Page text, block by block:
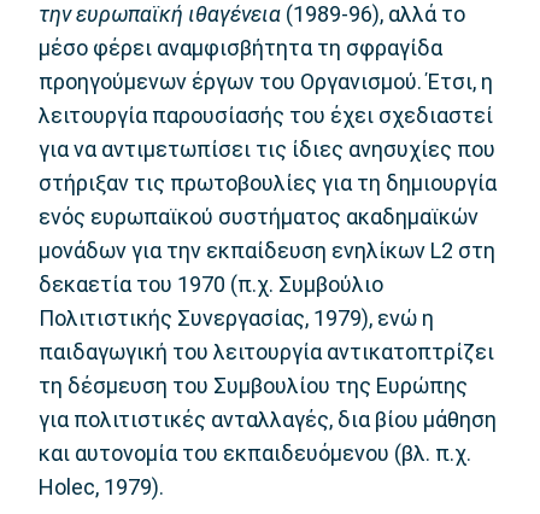
την ευρωπαϊκή ιθαγένεια (1989-96), αλλά το
μέσο φέρει αναμφισβήτητα τη σφραγίδα
προηγούμενων έργων του Οργανισμού. Έτσι, η
λειτουργία παρουσίασής του έχει σχεδιαστεί
για να αντιμετωπίσει τις ίδιες ανησυχίες που
στήριξαν τις πρωτοβουλίες για τη δημιουργία
ενός ευρωπαϊκού συστήματος ακαδημαϊκών
μονάδων για την εκπαίδευση ενηλίκων L2 στη
δεκαετία του 1970 (π.χ. Συμβούλιο
Πολιτιστικής Συνεργασίας, 1979), ενώ η
παιδαγωγική του λειτουργία αντικατοπτρίζει
τη δέσμευση του Συμβουλίου της Ευρώπης
για πολιτιστικές ανταλλαγές, δια βίου μάθηση
και αυτονομία του εκπαιδευόμενου (βλ. π.χ.
Holec, 1979).